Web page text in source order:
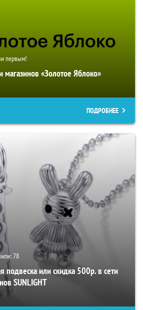
первым!
магазинов «Золотое Яблоко»
ПОДРОБНЕЕ
78
подвеска или скидка 500р. в сети
SUNLIGHT